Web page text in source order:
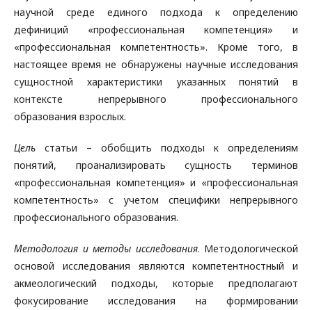
научной среде единого подхода к определению
дефиниций «профессиональная компетенция» и
«профессиональная компетентность». Кроме того, в
настоящее время не обнаружены научные исследования
сущностной характеристики указанных понятий в
контексте непрерывного профессионального
образования взрослых.
Цель статьи – обобщить подходы к определениям
понятий, проанализировать сущность терминов
«профессиональная компетенция» и «профессиональная
компетентность» с учетом специфики непрерывного
профессионального образования.
Методология и методы исследования. Методологической
основой исследования являются компетентностный и
акмеологический подходы, которые предполагают
фокусирование исследования на формировании